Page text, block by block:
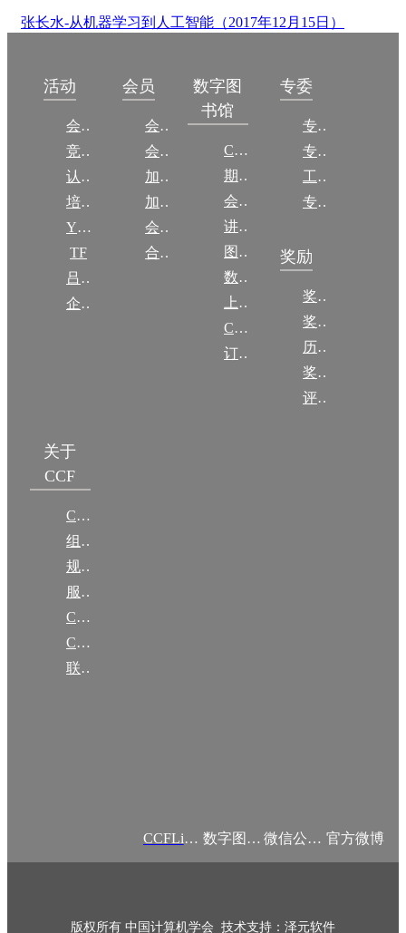
张长水-从机器学习到人工智能（2017年12月15日）
活动
会议
竞赛
认证
培训
YOCSEF
TF
吕梁振兴
企智会
会员
会员简介
会员权益
加入CCF
加入CCF
会员交费
合作伙伴
数字图
书馆
CCCF
期刊
会议
讲稿
图集
数图编审委员会
上传/发布作品
CCF DL Focus
订阅《计算》
专委
专委简介
专委条例
工作问答
专委名单
奖励
奖励动态
奖励目录
历年获奖名单
奖项推荐
评奖条例
关于
CCF
CCF简介
组织机构
规章
服务项目
CCF大事记
CCF创建60周年
联系我们
CCFLink APP 数字图书馆 微信公众号 官方微博
版权所有 中国计算机学会 技术支持：泽元软件